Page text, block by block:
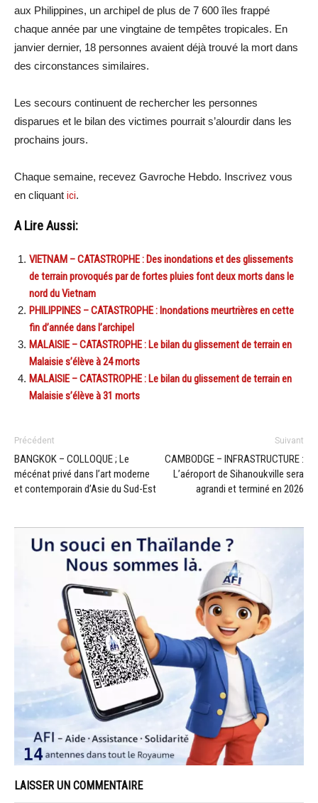
aux Philippines, un archipel de plus de 7 600 îles frappé
chaque année par une vingtaine de tempêtes tropicales. En
janvier dernier, 18 personnes avaient déjà trouvé la mort dans
des circonstances similaires.
Les secours continuent de rechercher les personnes
disparues et le bilan des victimes pourrait s’alourdir dans les
prochains jours.
Chaque semaine, recevez Gavroche Hebdo. Inscrivez vous
en cliquant ici.
A Lire Aussi:
VIETNAM – CATASTROPHE : Des inondations et des glissements
de terrain provoqués par de fortes pluies font deux morts dans le
nord du Vietnam
PHILIPPINES – CATASTROPHE : Inondations meurtrières en cette
fin d’année dans l’archipel
MALAISIE – CATASTROPHE : Le bilan du glissement de terrain en
Malaisie s’élève à 24 morts
MALAISIE – CATASTROPHE : Le bilan du glissement de terrain en
Malaisie s’élève à 31 morts
Précédent
BANGKOK – COLLOQUE ; Le
mécénat privé dans l’art moderne
et contemporain d’Asie du Sud-Est
Suivant
CAMBODGE – INFRASTRUCTURE :
L’aéroport de Sihanoukville sera
agrandi et terminé en 2026
LAISSER UN COMMENTAIRE